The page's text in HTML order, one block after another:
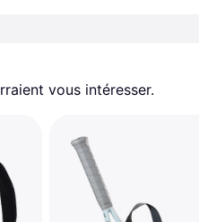
vous intéresser.